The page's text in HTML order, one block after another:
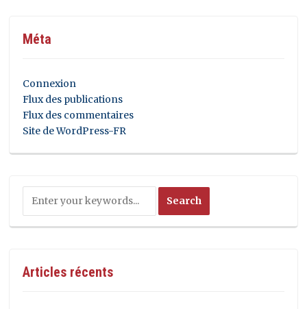
Méta
Connexion
Flux des publications
Flux des commentaires
Site de WordPress-FR
Articles récents